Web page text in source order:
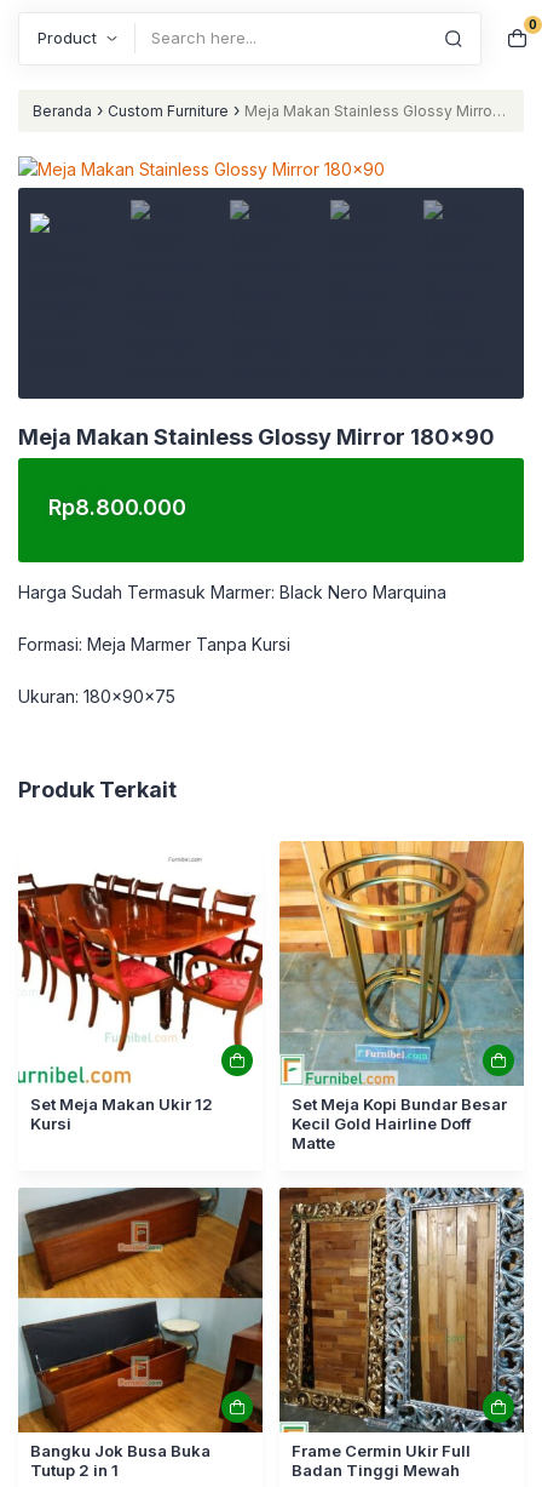
0
Beranda › Custom Furniture › Meja Makan Stainless Glossy Mirror
Meja Makan Stainless Glossy Mirror 180×90
Rp8.800.000
Harga Sudah Termasuk Marmer: Black Nero Marquina
Formasi: Meja Marmer Tanpa Kursi
Ukuran: 180x90x75
Produk Terkait
Set Meja Makan Ukir 12
Kursi
Set Meja Kopi Bundar Besar
Kecil Gold Hairline Doff
Matte
Bangku Jok Busa Buka
Tutup 2 in 1
Frame Cermin Ukir Full
Badan Tinggi Mewah